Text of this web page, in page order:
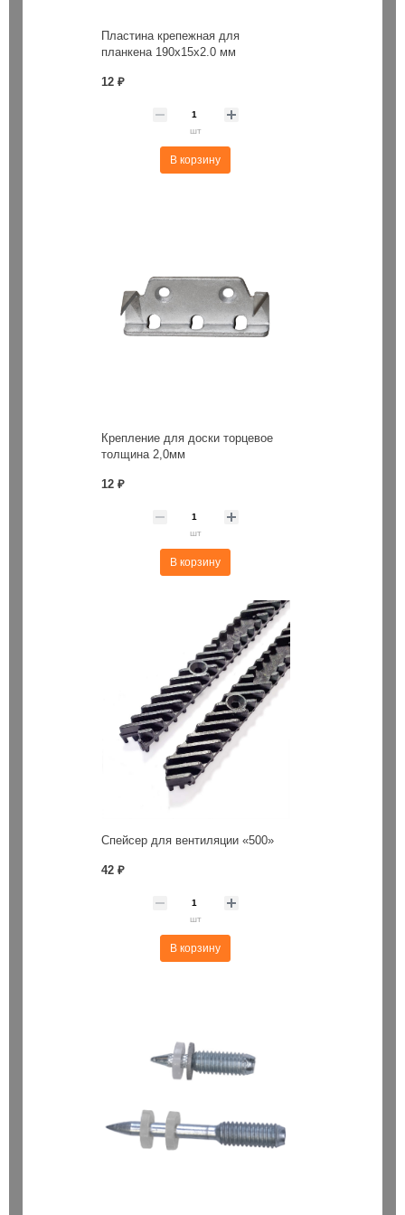
Пластина крепежная для
планкена 190х15х2.0 мм
12 ₽
шт
В корзину
Крепление для доски торцевое
толщина 2,0мм
12 ₽
шт
В корзину
Спейсер для вентиляции «500»
42 ₽
шт
В корзину